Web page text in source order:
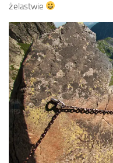
żelastwie